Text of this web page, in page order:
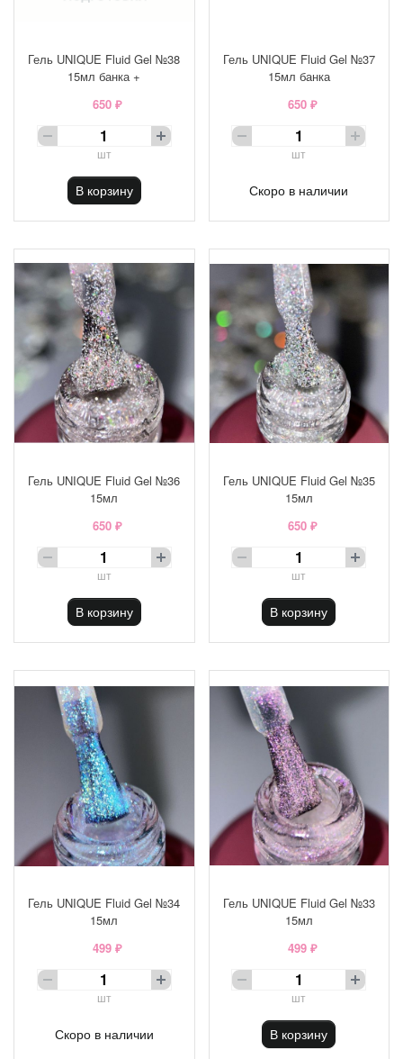
Гель UNIQUE Fluid Gel №38
15мл банка +
650 ₽
шт
В корзину
Гель UNIQUE Fluid Gel №37
15мл банка
650 ₽
шт
Скоро в наличии
Гель UNIQUE Fluid Gel №36
15мл
650 ₽
шт
В корзину
Гель UNIQUE Fluid Gel №35
15мл
650 ₽
шт
В корзину
Гель UNIQUE Fluid Gel №34
15мл
499 ₽
шт
Скоро в наличии
Гель UNIQUE Fluid Gel №33
15мл
499 ₽
шт
В корзину